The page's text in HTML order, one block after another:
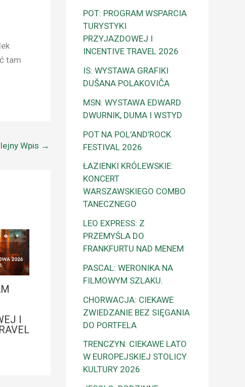
tam
Wpis →
I
POT: PROGRAM WSPARCIA
TURYSTYKI
PRZYJAZDOWEJ I
INCENTIVE TRAVEL 2026
IS: WYSTAWA GRAFIKI
DUŠANA POLAKOVIČA
MSN: WYSTAWA EDWARD
DWURNIK, DUMA I WSTYD
POT NA POL’AND’ROCK
FESTIVAL 2026
ŁAZIENKI KRÓLEWSKIE:
KONCERT
WARSZAWSKIEGO COMBO
TANECZNEGO
LEO EXPRESS: Z
PRZEMYŚLA DO
FRANKFURTU NAD MENEM
PASCAL: WERONIKA NA
FILMOWYM SZLAKU.
CHORWACJA: CIEKAWE
ZWIEDZANIE BEZ SIĘGANIA
DO PORTFELA
TRENCZYN: CIEKAWE LATO
W EUROPEJSKIEJ STOLICY
KULTURY 2026